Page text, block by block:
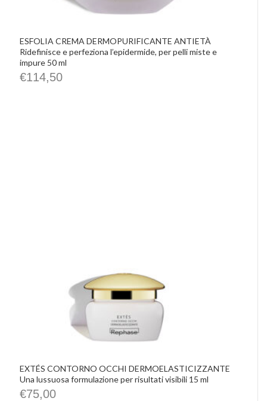
ESFOLIA CREMA DERMOPURIFICANTE ANTIETÀ
Ridefinisce e perfeziona l’epidermide, per pelli miste e
impure 50 ml
€114,50
EXTÉS CONTORNO OCCHI DERMOELASTICIZZANTE
Una lussuosa formulazione per risultati visibili 15 ml
€75,00